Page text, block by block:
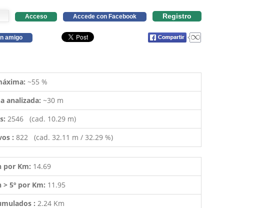
Acceso Accede con Facebook Registro
amigo
~55 %
analizada: ~30 m
2546 (cad. 10.29 m)
: 822 (cad. 32.11 m / 32.29 %)
por Km: 14.69
5º por Km: 11.95
: 2.24 Km